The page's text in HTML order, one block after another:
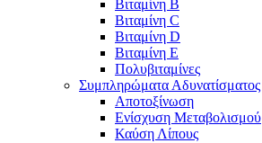
Βιταμίνη B
Βιταμίνη C
Βιταμίνη D
Βιταμίνη E
Πολυβιταμίνες
Συμπληρώματα Αδυνατίσματος
Αποτοξίνωση
Ενίσχυση Μεταβολισμού
Καύση Λίπους